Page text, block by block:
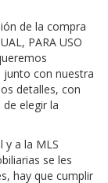
de la compra
PARA USO
junto con nuestra
detalles, con
elegir la
y a la MLS
se les
hay que cumplir